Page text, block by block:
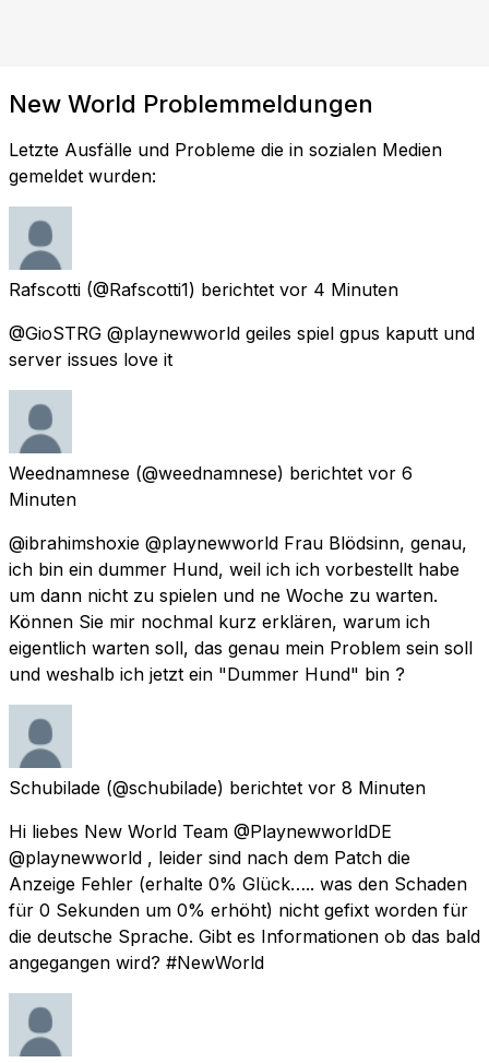
New World Problemmeldungen
Letzte Ausfälle und Probleme die in sozialen Medien
gemeldet wurden:
Rafscotti (@Rafscotti1) berichtet vor 4 Minuten
@GioSTRG @playnewworld geiles spiel gpus kaputt und
server issues love it
Weednamnese (@weednamnese) berichtet vor 6
Minuten
@ibrahimshoxie @playnewworld Frau Blödsinn, genau,
ich bin ein dummer Hund, weil ich ich vorbestellt habe
um dann nicht zu spielen und ne Woche zu warten.
Können Sie mir nochmal kurz erklären, warum ich
eigentlich warten soll, das genau mein Problem sein soll
und weshalb ich jetzt ein "Dummer Hund" bin ?
Schubilade (@schubilade) berichtet vor 8 Minuten
Hi liebes New World Team @PlaynewworldDE
@playnewworld , leider sind nach dem Patch die
Anzeige Fehler (erhalte 0% Glück….. was den Schaden
für 0 Sekunden um 0% erhöht) nicht gefixt worden für
die deutsche Sprache. Gibt es Informationen ob das bald
angegangen wird? #NewWorld